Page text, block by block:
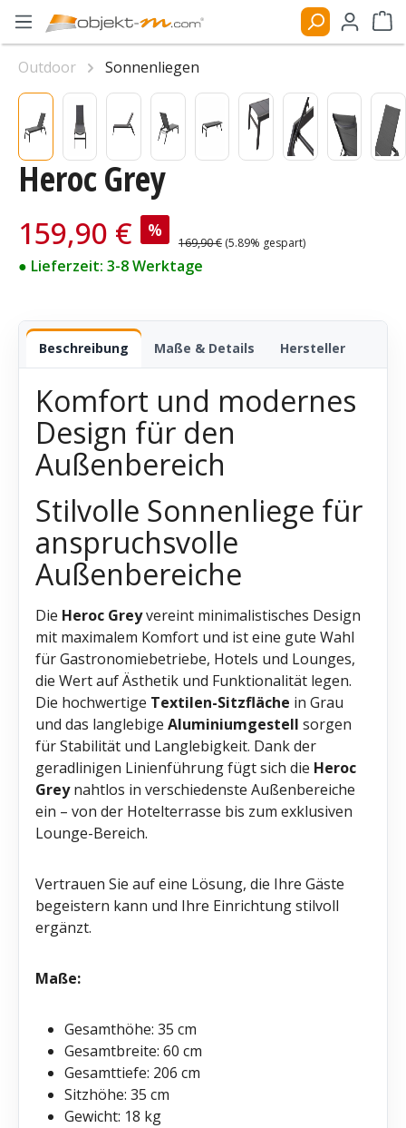
Zum Hauptinhalt springen
Heroc Grey
Verkaufspreis:
159,90 € %
Regulärer Preis:
169,90 € (5.89% gespart)
● Lieferzeit: 3-8 Werktage
Beschreibung Maße & Details Hersteller
Komfort und modernes
Design für den
Außenbereich
Stilvolle Sonnenliege für
anspruchsvolle
Außenbereiche
Die Heroc Greyvereint minimalistisches Design
mit maximalem Komfort und ist eine gute Wahl
für Gastronomiebetriebe, Hotels und Lounges,
die Wert auf Ästhetik und Funktionalität legen.
Die hochwertige Textilen-Sitzfläche in Grau
und das langlebige Aluminiumgestell sorgen
für Stabilität und Langlebigkeit. Dank der
geradlinigen Linienführung fügt sich die Heroc
Greynahtlos in verschiedenste Außenbereiche
ein – von der Hotelterrasse bis zum exklusiven
Lounge-Bereich.
Vertrauen Sie auf eine Lösung, die Ihre Gäste
begeistern kann und Ihre Einrichtung stilvoll
ergänzt.
Maße:
Gesamthöhe: 35 cm
Gesamtbreite: 60 cm
Gesamttiefe: 206 cm
Sitzhöhe: 35 cm
Gewicht: 18 kg
Outdoor
Sonnenliegen
Bildergalerie überspringen